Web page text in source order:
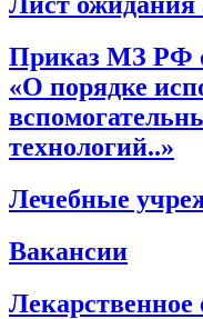
Приказ МЗ РФ
«О порядке
технологий..»
Лечебные
Вакансии
Лекарственное